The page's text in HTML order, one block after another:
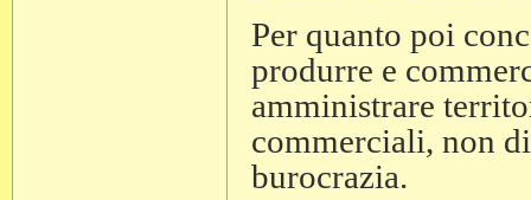
Per quanto poi
produrre e
amministrare
commerciali, non
burocrazia.